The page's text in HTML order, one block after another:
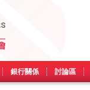
銀行關係 討論區